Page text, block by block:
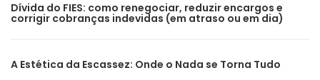
Dívida do FIES: como renegociar, reduzir encargos e
corrigir cobranças indevidas (em atraso ou em dia)
A Estética da Escassez: Onde o Nada se Torna Tudo